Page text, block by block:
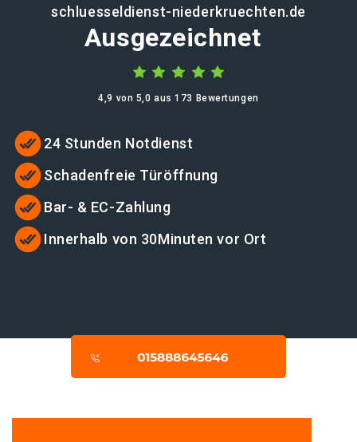
schluesseldienst-niederkruechten.de
Ausgezeichnet
4,9 von 5,0 aus 173 Bewertungen
24 Stunden Notdienst
Schadenfreie Türöffnung
Bar- & EC-Zahlung
Innerhalb von 30Minuten vor Ort